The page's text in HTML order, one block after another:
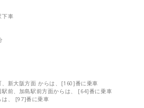
下車
、新大阪方面 からは、[160]番に乗車
駅前、加島駅前方面からは、 [64]番に乗車
は、 [97]番に乗車